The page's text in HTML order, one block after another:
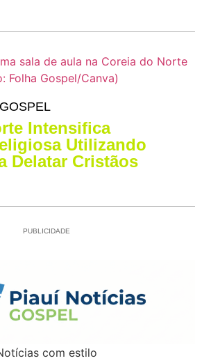
Intensifica
Utilizando
Delatar Cristãos
PUBLICIDADE
com estilo